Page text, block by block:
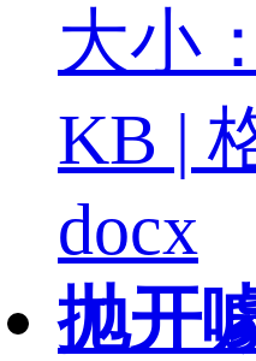
大小
KB |
docx
抛开